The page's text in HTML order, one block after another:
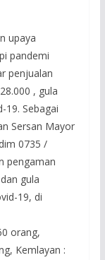
upaya
pandemi
penjualan
, gula
19. Sebagai
Sersan Mayor
0735 /
pengaman
gula
19, di
orang,
Kemlayan :